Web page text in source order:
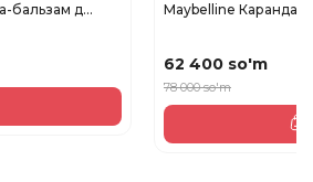
бальзам д... Maybelline Карандаш
62 400 so'm
78 000 so'm